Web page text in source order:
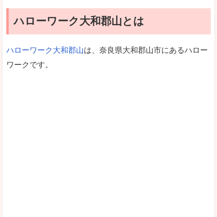
ハローワーク大和郡山とは
ハローワーク大和郡山は、奈良県大和郡山市にあるハロー
ワークです。